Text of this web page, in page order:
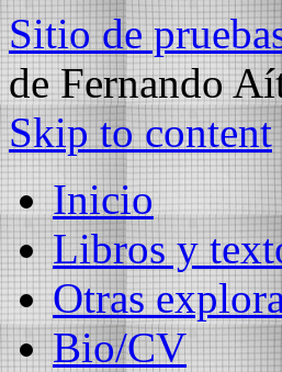
Sitio de
de Fernando
Skip to content
Inicio
Libros y
Otras
Bio/CV